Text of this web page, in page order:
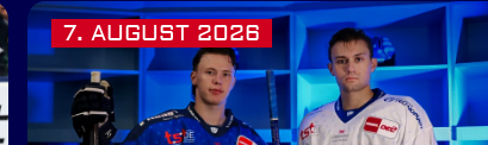
7. AUGUST 2026